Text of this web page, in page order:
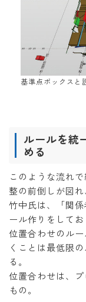
基準点ボックスと
ルールを統
める
このような流れ
整の前倒しが図
竹中氏は、「関
ール作りをしてお
位置合わせのル
くことは最低限
る。
位置合わせは、
もの。